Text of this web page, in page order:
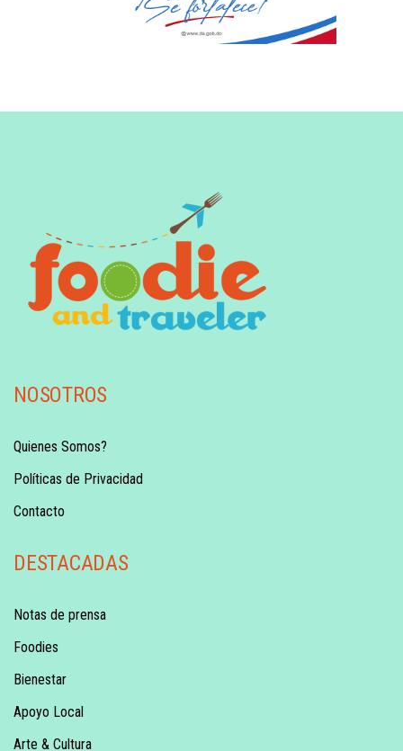
NOSOTROS
Quienes Somos?
Políticas de Privacidad
Contacto
DESTACADAS
Notas de prensa
Foodies
Bienestar
Apoyo Local
Arte & Cultura